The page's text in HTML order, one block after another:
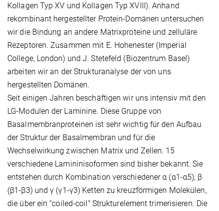
Kollagen Typ XV und Kollagen Typ XVIII). Anhand
rekombinant hergestellter Protein-Domänen untersuchen
wir die Bindung an andere Matrixproteine und zelluläre
Rezeptoren. Zusammen mit E. Hohenester (Imperial
College, London) und J. Stetefeld (Biozentrum Basel)
arbeiten wir an der Strukturanalyse der von uns
hergestellten Domänen.
Seit einigen Jahren beschäftigen wir uns intensiv mit den
LG-Modulen der Laminine. Diese Gruppe von
Basalmembranproteinen ist sehr wichtig für den Aufbau
der Struktur der Basalmembran und für die
Wechselwirkung zwischen Matrix und Zellen. 15
verschiedene Lamininisoformen sind bisher bekannt. Sie
entstehen durch Kombination verschiedener α (α1-α5), β
(β1-β3) und γ (γ1-γ3) Ketten zu kreuzförmigen Molekülen,
die über ein "coiled-coil" Strukturelement trimerisieren. Die